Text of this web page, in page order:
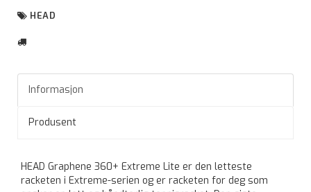
HEAD
Informasjon
Produsent
HEAD Graphene 360+ Extreme Lite er den letteste
racketen i Extreme-serien og er racketen for deg som